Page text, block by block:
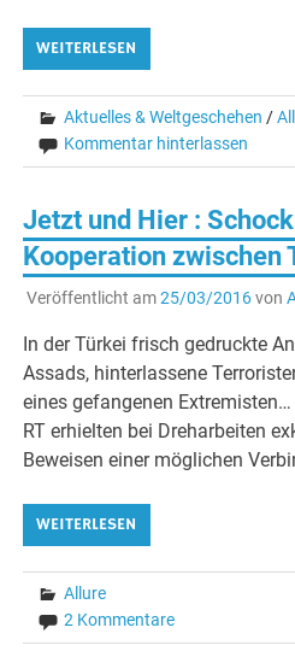
WEITERLESEN
Aktuelles & Weltgeschehen /
Kommentar hinterlassen
Jetzt und Hier :
Kooperation zwischen
Veröffentlicht am25/03/2016von
In der Türkei frisch gedruckte
Assads, hinterlassene
eines gefangenen
RT erhielten bei Dreharbeiten
Beweisen einer möglichen
WEITERLESEN
Allure
2 Kommentare